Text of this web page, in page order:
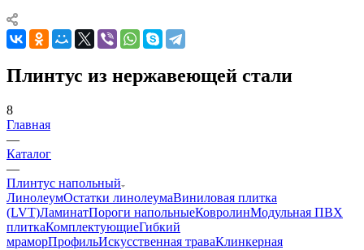
Плинтус из нержавеющей стали
8
Главная
—
Каталог
—
Плинтус напольный
ЛинолеумОстатки линолеумаВиниловая плитка
(LVT)ЛаминатПороги напольныеКовролинМодульная ПВХ
плиткаКомплектующиеГибкий
мраморПрофильИскусственная траваКлинкерная